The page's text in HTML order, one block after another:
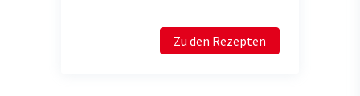
Zu den Rezepten